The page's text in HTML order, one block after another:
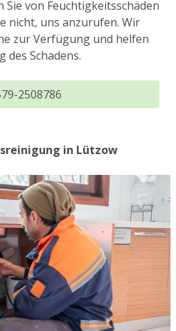
Sie von Feuchtigkeitsschäden
nicht, uns anzurufen. Wir
zur Verfügung und helfen
des Schadens.
2508786
in Lützow